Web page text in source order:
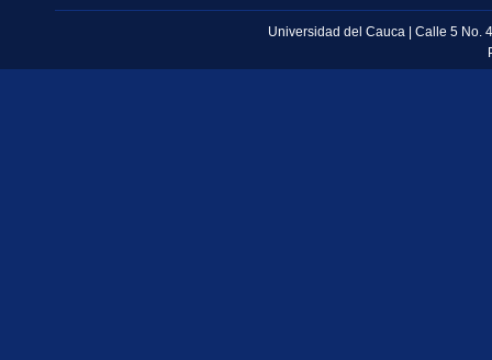
Universidad del Cauca | Calle 5 No.